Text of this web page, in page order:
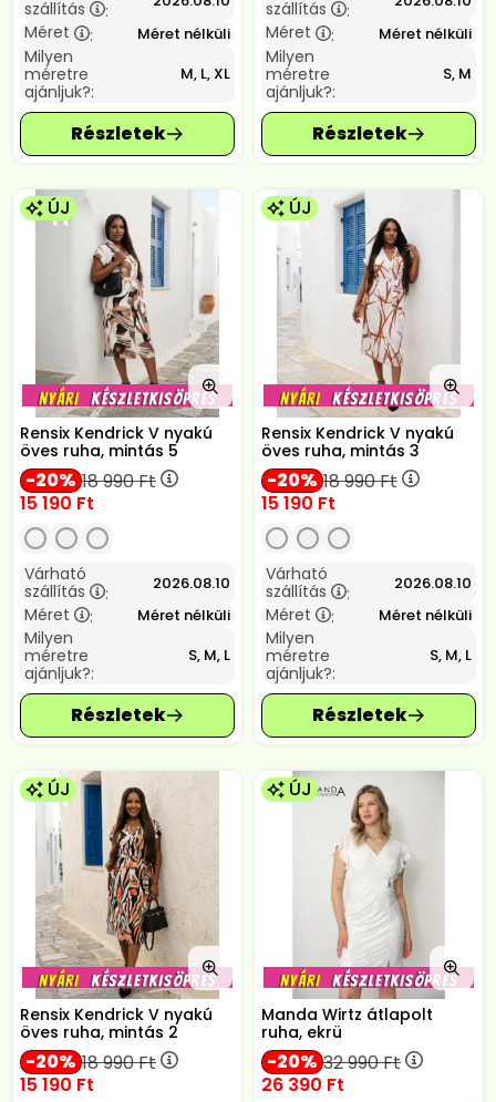
szállítás
:
Méret : Méret nélküli
Milyen
méretre
ajánljuk?:
M, L, XL
szállítás
:
Méret : Méret nélküli
Milyen
méretre
ajánljuk?:
S, M
ÚJ
Rensix Kendrick V nyakú
öves ruha, mintás 5
20 18 990Ft
15 190 Ft
Várható
szállítás
: 2026.08.10
Méret : Méret nélküli
Milyen
méretre
ajánljuk?:
S, M, L
ÚJ
Rensix Kendrick V nyakú
öves ruha, mintás 3
20 18 990Ft
15 190 Ft
Várható
szállítás
: 2026.08.10
Méret : Méret nélküli
Milyen
méretre
ajánljuk?:
S, M, L
ÚJ
Rensix Kendrick V nyakú
öves ruha, mintás 2
20 18 990Ft
15 190 Ft
ÚJ
Manda Wirtz átlapolt
ruha, ekrü
20 32 990Ft
26 390 Ft